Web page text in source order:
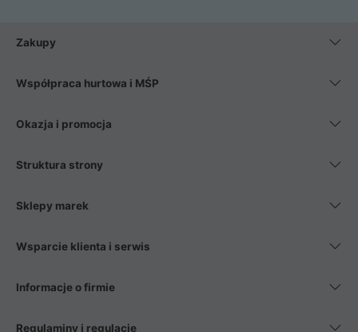
wentylatory. Na koniec mając już to wszystko, możesz
Zakupy
Współpraca hurtowa i MŚP
Okazja i promocja
Struktura strony
Sklepy marek
Wsparcie klienta i serwis
Informacje o firmie
Regulaminy i regulacje